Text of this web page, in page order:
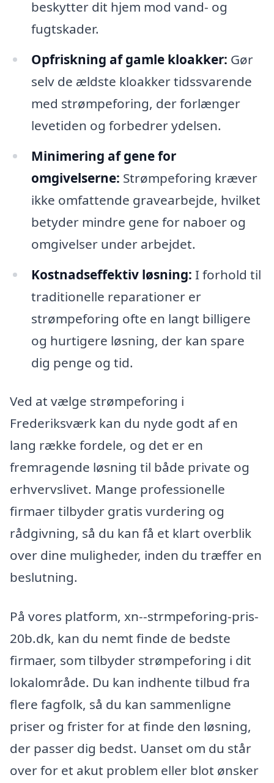
beskytter dit hjem mod vand- og
fugtskader.
Opfriskning af gamle kloakker: Gør
selv de ældste kloakker tidssvarende
med strømpeforing, der forlænger
levetiden og forbedrer ydelsen.
Minimering af gene for
omgivelserne: Strømpeforing kræver
ikke omfattende gravearbejde, hvilket
betyder mindre gene for naboer og
omgivelser under arbejdet.
Kostnadseffektiv løsning: I forhold til
traditionelle reparationer er
strømpeforing ofte en langt billigere
og hurtigere løsning, der kan spare
dig penge og tid.
Ved at vælge strømpeforing i
Frederiksværk kan du nyde godt af en
lang række fordele, og det er en
fremragende løsning til både private og
erhvervslivet. Mange professionelle
firmaer tilbyder gratis vurdering og
rådgivning, så du kan få et klart overblik
over dine muligheder, inden du træffer en
beslutning.
På vores platform, xn--strmpeforing-pris-
20b.dk, kan du nemt finde de bedste
firmaer, som tilbyder strømpeforing i dit
lokalområde. Du kan indhente tilbud fra
flere fagfolk, så du kan sammenligne
priser og frister for at finde den løsning,
der passer dig bedst. Uanset om du står
over for et akut problem eller blot ønsker